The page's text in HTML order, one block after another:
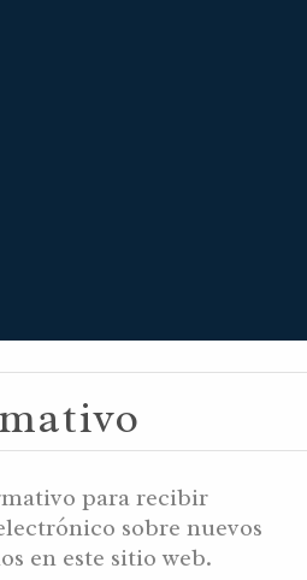
13,
para recibir
sobre nuevos
en este sitio web.